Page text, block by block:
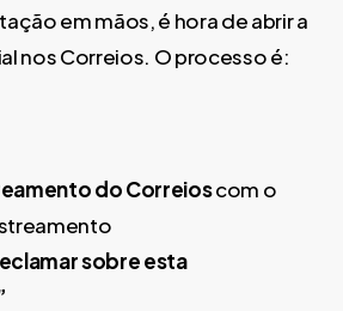
em mãos, é hora de abrir a
nos Correios. O processo é:
do Correioscom o
sobre esta